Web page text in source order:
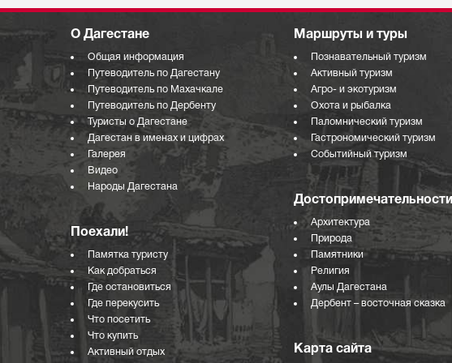
О Дагестане
Общая информация
Путеводитель по Дагестану
Путеводитель по Махачкале
Путеводитель по Дербенту
Туристы о Дагестане
Дагестан в именах и цифрах
Галерея
Видео
Народы Дагестана
Поехали!
Памятка туристу
Как добраться
Где остановиться
Где перекусить
Что посетить
Что купить
Активный отдых
Маршруты и туры
Познавательный туризм
Активный туризм
Агро- и экотуризм
Охота и рыбалка
Паломнический туризм
Гастрономический туризм
Событийный туризм
Достопримечательности
Архитектура
Природа
Памятники
Религия
Аулы Дагестана
Дербент – восточная сказка
Карта сайта